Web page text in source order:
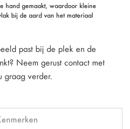
hand gemaakt, waardoor kleine
bij de aard van het materiaal
past bij de plek en de
Neem gerust contact met
graag verder.